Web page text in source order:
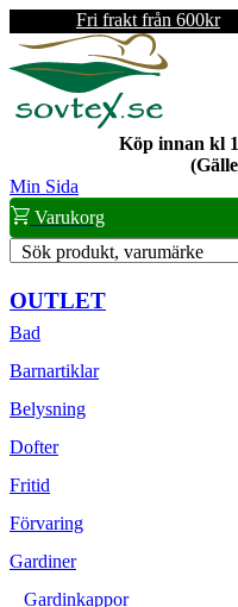
Fri frakt från 600kr
Köp innan kl
Min Sida
Varukorg
Sök produkt, varumärke
OUTLET
Bad
Barnartiklar
Belysning
Dofter
Fritid
Förvaring
Gardiner
Gardinkappor